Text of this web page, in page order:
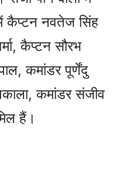
में कैप्टन नवतेज सिंह
कैप्टन सौरभ
कमांडर पूर्णेंदु
कमांडर संजीव
हैं।